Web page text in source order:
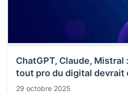
ChatGPT, Claude, Mistral
tout pro du digital devrait
29 octobre 2025